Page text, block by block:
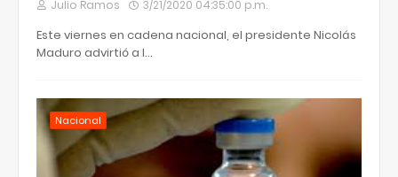
Julio Ramos 3/21/2020 04:35:00 p.m.
Este viernes en cadena nacional, el presidente Nicolás
Maduro advirtió a l…
Nacional